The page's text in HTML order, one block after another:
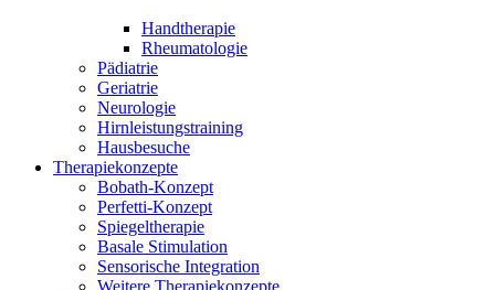
Handtherapie
Rheumatologie
Pädiatrie
Geriatrie
Neurologie
Hirnleistungstraining
Hausbesuche
Therapiekonzepte
Bobath-Konzept
Perfetti-Konzept
Spiegeltherapie
Basale Stimulation
Sensorische Integration
Weitere Therapiekonzepte